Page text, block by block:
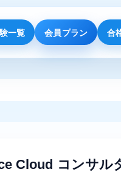
一覧 会員プラン 合
Cloud コンサル